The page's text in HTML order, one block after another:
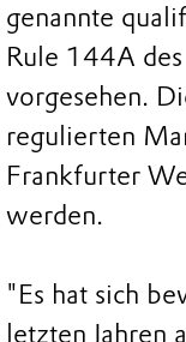
genannte
Rule 144A
vorgesehen.
regulierten
Frankfurter
werden.
"Es hat sich
letzten Jahren